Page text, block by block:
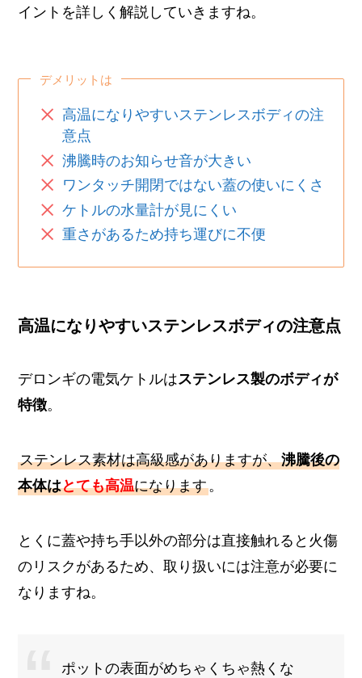
イントを詳しく解説していきますね。
デメリットは
高温になりやすいステンレスボディの注
意点
沸騰時のお知らせ音が大きい
ワンタッチ開閉ではない蓋の使いにくさ
ケトルの水量計が見にくい
重さがあるため持ち運びに不便
高温になりやすいステンレスボディの注意点
デロンギの電気ケトルはステンレス製のボディが
特徴。
ステンレス素材は高級感がありますが、沸騰後の
本体はとても高温になります。
とくに蓋や持ち手以外の部分は直接触れると火傷
のリスクがあるため、取り扱いには注意が必要に
なりますね。
ポットの表面がめちゃくちゃ熱くな